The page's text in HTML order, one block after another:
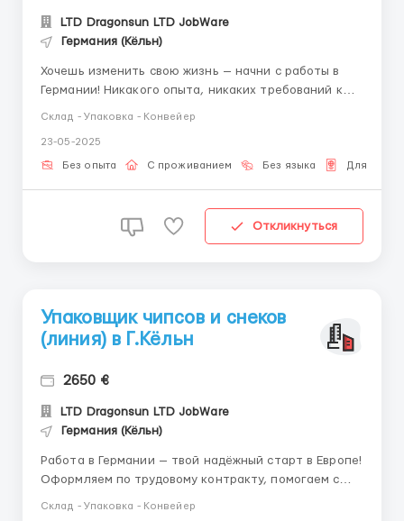
LTD Dragonsun LTD JobWare
Германия (Кёльн)
Хочешь изменить свою жизнь — начни с работы в
Германии! Никакого опыта, никаких требований к
переезд. Бесплатное жильё, честная зарплата от
2500 € брутто и полное сопровождение на мес...
Склад - Упаковка - Конвейер
23-05-2025
Без опыта С проживанием Без языка Для
Откликнуться
Упаковщик чипсов и снеков
(линия) в Г.Кёльн
2650 €
LTD Dragonsun LTD JobWare
Германия (Кёльн)
Работа в Германии — твой надёжный старт в Европе!
Оформляем по трудовому контракту, помогаем с
Склад - Упаковка - Конвейер